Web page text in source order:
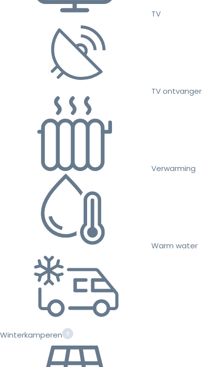
TV
TV ontvanger
Verwarming
Warm water
Winterkamperen